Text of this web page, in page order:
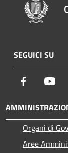
SEGUICI SU
Facebook
Organi di
Aree